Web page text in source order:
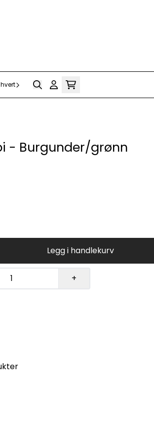
- Burgunder/grønn
Legg i handlekurv
+